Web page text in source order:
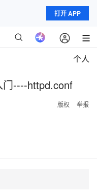
打开 APP
个人
门----httpd.conf
版权 举报